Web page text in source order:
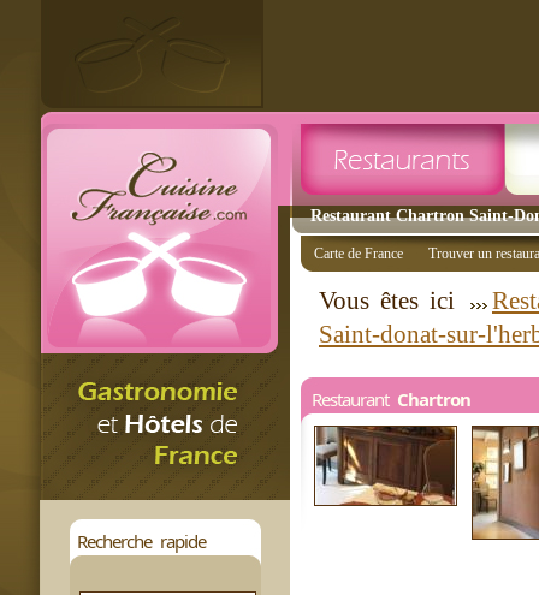
Restaurant Chartron Saint-
Recherche rapide
Carte de France Trouver un
Vous êtes ici
Saint-donat-sur-
Restaurant Chartron